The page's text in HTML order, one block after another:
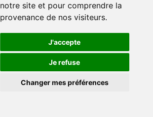
notre site et pour comprendre la
provenance de nos visiteurs.
J'accepte
Je refuse
Changer mes préférences